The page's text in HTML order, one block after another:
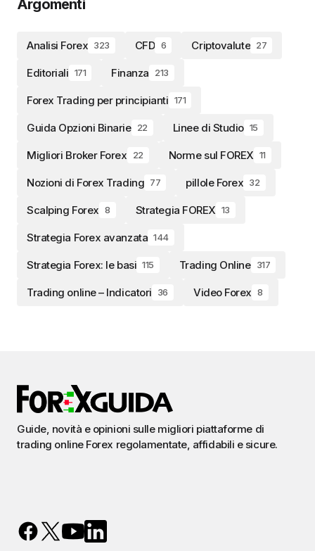
Argomenti
Analisi Forex 323 CFD 6 Criptovalute 27
Editoriali 171 Finanza 213
Forex Trading per principianti 171
Guida Opzioni Binarie 22 Linee di Studio 15
Migliori Broker Forex 22 Norme sul FOREX 11
Nozioni di Forex Trading 77 pillole Forex 32
Scalping Forex 8 Strategia FOREX 13
Strategia Forex avanzata 144
Strategia Forex: le basi 115 Trading Online 317
Trading online – Indicatori 36 Video Forex 8
Guide, novità e opinioni sulle migliori piattaforme di
trading online Forex regolamentate, affidabili e sicure.